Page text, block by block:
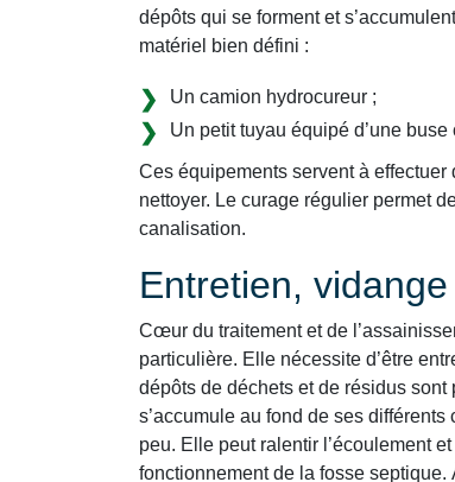
dépôts qui se forment et
matériel bien défini :
Un camion hydrocureur ;
Un petit tuyau équipé d’une
Ces équipements servent à
nettoyer. Le curage régulier permet
canalisation.
Entretien,
Cœur du traitement et de
particulière. Elle nécessite d’être
dépôts de déchets et de résidus
s’accumule au fond de ses
peu. Elle peut ralentir l’écoulement
fonctionnement de la fosse